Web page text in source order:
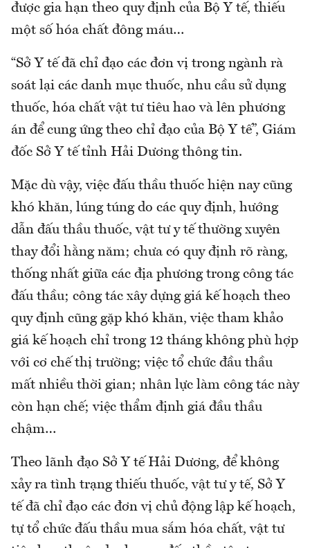
được gia hạn theo quy định của Bộ Y tế, thiếu
một số hóa chất đông máu…
“Sở Y tế đã chỉ đạo các đơn vị trong ngành rà
soát lại các danh mục thuốc, nhu cầu sử dụng
thuốc, hóa chất vật tư tiêu hao và lên phương
án để cung ứng theo chỉ đạo của Bộ Y tế”, Giám
đốc Sở Y tế tỉnh Hải Dương thông tin.
Mặc dù vậy, việc đấu thầu thuốc hiện nay cũng
khó khăn, lúng túng do các quy định, hướng
dẫn đấu thầu thuốc, vật tư y tế thường xuyên
thay đổi hằng năm; chưa có quy định rõ ràng,
thống nhất giữa các địa phương trong công tác
đấu thầu; công tác xây dựng giá kế hoạch theo
quy định cũng gặp khó khăn, việc tham khảo
giá kế hoạch chỉ trong 12 tháng không phù hợp
với cơ chế thị trường; việc tổ chức đầu thầu
mất nhiều thời gian; nhân lực làm công tác này
còn hạn chế; việc thẩm định giá đầu thầu
chậm…
Theo lãnh đạo Sở Y tế Hải Dương, để không
xảy ra tình trạng thiếu thuốc, vật tư y tế, Sở Y
tế đã chỉ đạo các đơn vị chủ động lập kế hoạch,
tự tổ chức đấu thầu mua sắm hóa chất, vật tư